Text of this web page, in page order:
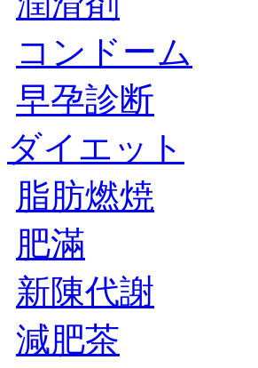
コンドーム
早孕診断
ダイエット
脂肪燃焼
肥滿
新陳代謝
減肥茶